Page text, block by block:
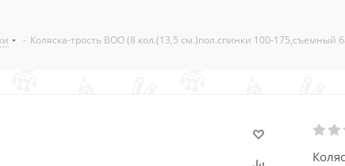
- Коляска-трость BOO (8 кол.(13,5 см.)пол.спинки 100-175,съемный